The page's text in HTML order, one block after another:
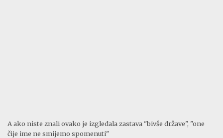
A ako niste znali ovako je izgledala zastava "bivše države", "one
čije ime ne smijemo spomenuti"